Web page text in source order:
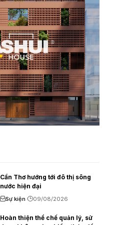
Cần Thơ hướng tới đô thị sông
nước hiện đại
Sự kiện 09/08/2026
Hoàn thiện thể chế quản lý, sử